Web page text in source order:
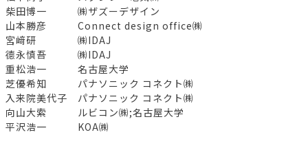
柴田博一 ㈱ザズーデザイン
山本勝彦 Connect design office㈱
宮﨑研 ㈱IDAJ
德永慎吾 ㈱IDAJ
重松浩一 名古屋大学
芝優希知 パナソニック コネクト㈱
入来院美代子 パナソニック コネクト㈱
向山大索 ルビコン㈱;名古屋大学
平沢浩一 KOA㈱